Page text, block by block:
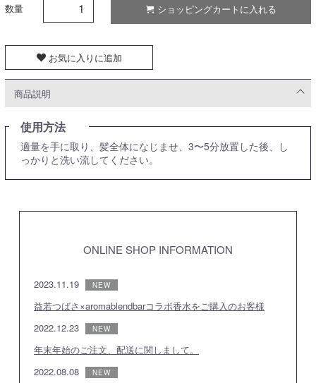
数量 ショッピングカートに入れる
お気に入りに追加
商品説明
使用方法
適量を手に取り、髪全体になじませ、3〜5分放置した後、し
っかりと洗い流してください。
ONLINE SHOP INFORMATION
2023.11.19
益若つばさ×aromablendbarコラボ香水をご購入のお客様
2022.12.23
年末年始のご注文、配送に関しまして。
2022.08.08